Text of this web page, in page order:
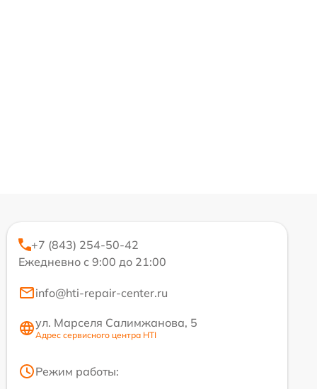
+7 (843) 254-50-42
Ежедневно с 9:00 до 21:00
info@hti-repair-center.ru
ул. Марселя Салимжанова, 5
Адрес сервисного центра HTI
Режим работы: